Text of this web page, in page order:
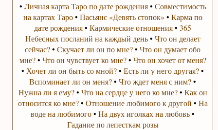
• Личная карта Таро по дате рождения• Совместимость
на картах Таро• Пасьянс «Девять стопок» • Карма по
дате рождения•Кармические отношения•365
Небесных посланий на каждый день• Что он делает
сейчас?•Скучает ли он по мне?•Что он думает обо
мне?• Что он чувствует ко мне?• Что он хочет от меня?
• Хочет ли он быть со мной?•Есть ли у него другая?•
Вспоминает ли он меня?•Что ждет меня с ним?•
Нужна ли я ему?• Что на сердце у него ко мне?• Как он
относится ко мне?• Отношение любимого к другой • На
воде на любимого•На двух иголках на любовь•
Гадание по лепесткам розы